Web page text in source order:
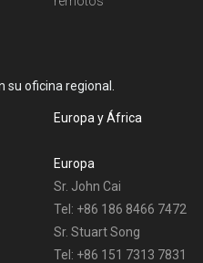
oficina regional.
Europa y África
Europa
Sr. John Cai
Tel: +86 186 8466 7472
Sr. Stuart Song
Tel: +86 151 7313 7831